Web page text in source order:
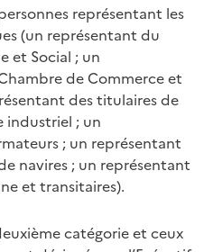
représentant les
(un représentant du
et Social ; un
de Commerce et
des titulaires de
industriel ; un
; un représentant
navires ; un représentant
et transitaires).
catégorie et ceux